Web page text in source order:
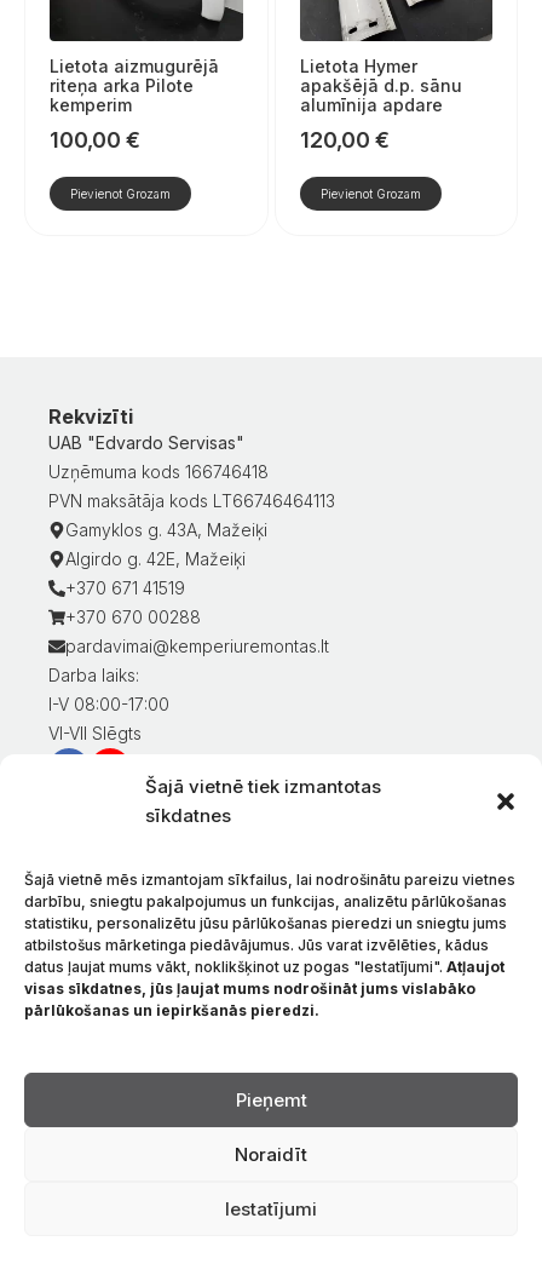
Šajā vietnē tiek izmantotas
sīkdatnes
Šajā vietnē mēs izmantojam sīkfailus, lai nodrošinātu pareizu vietnes
darbību, sniegtu pakalpojumus un funkcijas, analizētu pārlūkošanas
statistiku, personalizētu jūsu pārlūkošanas pieredzi un sniegtu jums
atbilstošus mārketinga piedāvājumus. Jūs varat izvēlēties, kādus
datus ļaujat mums vākt, noklikšķinot uz pogas "Iestatījumi". Atļaujot
visas sīkdatnes, jūs ļaujat mums nodrošināt jums vislabāko
pārlūkošanas un iepirkšanās pieredzi.
Pieņemt
Noraidīt
Iestatījumi
Lietota aizmugurējā
riteņa arka Pilote
kemperim
100,00 €
Pievienot Grozam
Lietota Hymer
apakšējā d.p. sānu
alumīnija apdare
120,00 €
Pievienot Grozam
Rekvizīti
UAB "Edvardo Servisas"
Uzņēmuma kods 166746418
PVN maksātāja kods LT66746464113
Gamyklos g. 43A, Mažeiķi
Algirdo g. 42E, Mažeiķi
+370 671 41519
+370 670 00288
pardavimai@kemperiuremontas.lt
Darba laiks:
I-V 08:00-17:00
VI-VII Slēgts
Informācija klientiem
Preču piegāde
Preču atgriešana
Nosacījumi un noteikumi
Konfidencialitātes politika
Par mums
Valoda